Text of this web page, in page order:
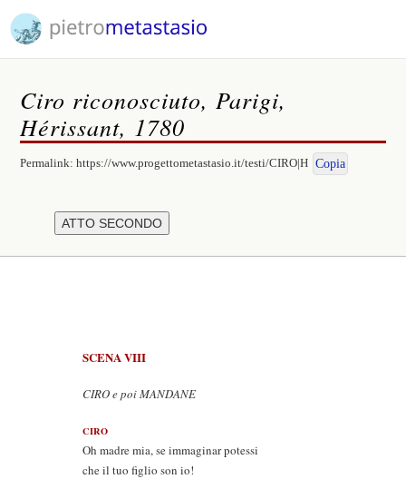
Ciro riconosciuto, Parigi,
Hérissant, 1780
Permalink:https://www.progettometastasio.it/testi/CIRO|H Copia
SCENA VIII
CIRO e poi MANDANE
CIRO
Oh madre mia, se immaginar potessi
che il tuo figlio son io!